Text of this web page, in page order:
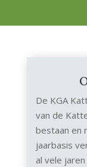
De KGA
van de
bestaan en
jaarbasis
al vele